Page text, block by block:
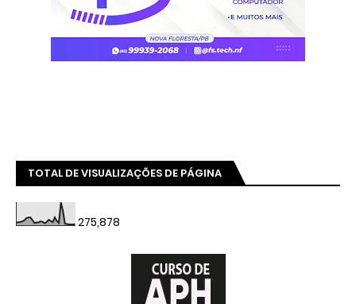
TOTAL DE VISUALIZAÇÕES DE PÁGINA
275,878